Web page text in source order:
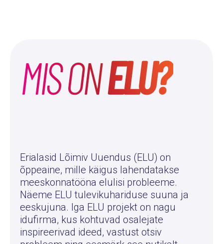
MIS ONELU?
Erialasid Lõimiv Uuendus (ELU) on
õppeaine, mille käigus lahendatakse
meeskonnatööna elulisi probleeme.
Näeme ELU tulevikuhariduse suuna ja
eeskujuna. Iga ELU projekt on nagu
idufirma, kus kohtuvad osalejate
inspireerivad ideed, vastust otsiv